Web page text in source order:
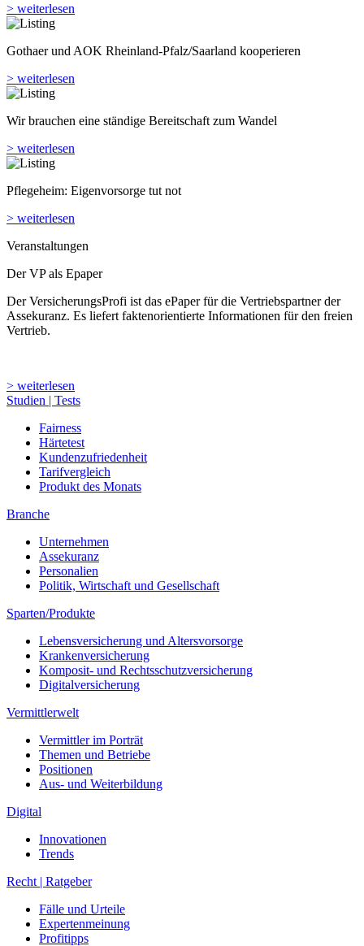
> weiterlesen
Gothaer und AOK Rheinland-Pfalz/Saarland kooperieren
> weiterlesen
Wir brauchen eine ständige Bereitschaft zum Wandel
> weiterlesen
Pflegeheim: Eigenvorsorge tut not
> weiterlesen
Veranstaltungen
Der VP als Epaper
Der VersicherungsProfi ist das ePaper für die Vertriebspartner der
Assekuranz. Es liefert faktenorientierte Informationen für den freien
Vertrieb.
> weiterlesen
Studien | Tests
Fairness
Härtetest
Kundenzufriedenheit
Tarifvergleich
Produkt des Monats
Branche
Unternehmen
Assekuranz
Personalien
Politik, Wirtschaft und Gesellschaft
Sparten/Produkte
Lebensversicherung und Altersvorsorge
Krankenversicherung
Komposit- und Rechtsschutzversicherung
Digitalversicherung
Vermittlerwelt
Vermittler im Porträt
Themen und Betriebe
Positionen
Aus- und Weiterbildung
Digital
Innovationen
Trends
Recht | Ratgeber
Fälle und Urteile
Expertenmeinung
Profitipps